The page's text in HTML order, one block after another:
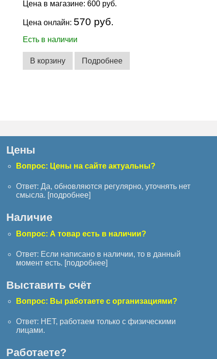
Цена в магазине:600 руб.
Цена онлайн: 570 руб.
Есть в наличии
В корзину Подробнее
Цены
Вопрос: Цены на сайте актуальны?
Ответ: Да, обновляются регулярно, уточнять нет
смысла. [ подробнее
Наличие
Вопрос: А товар есть в наличии?
Ответ: Если написано в наличии, то в данный
момент есть. [подробнее]
Выставить счёт
Вопрос: Вы работаете с организациями?
Ответ: НЕТ, работаем только с физическими
лицами.
Работаете?